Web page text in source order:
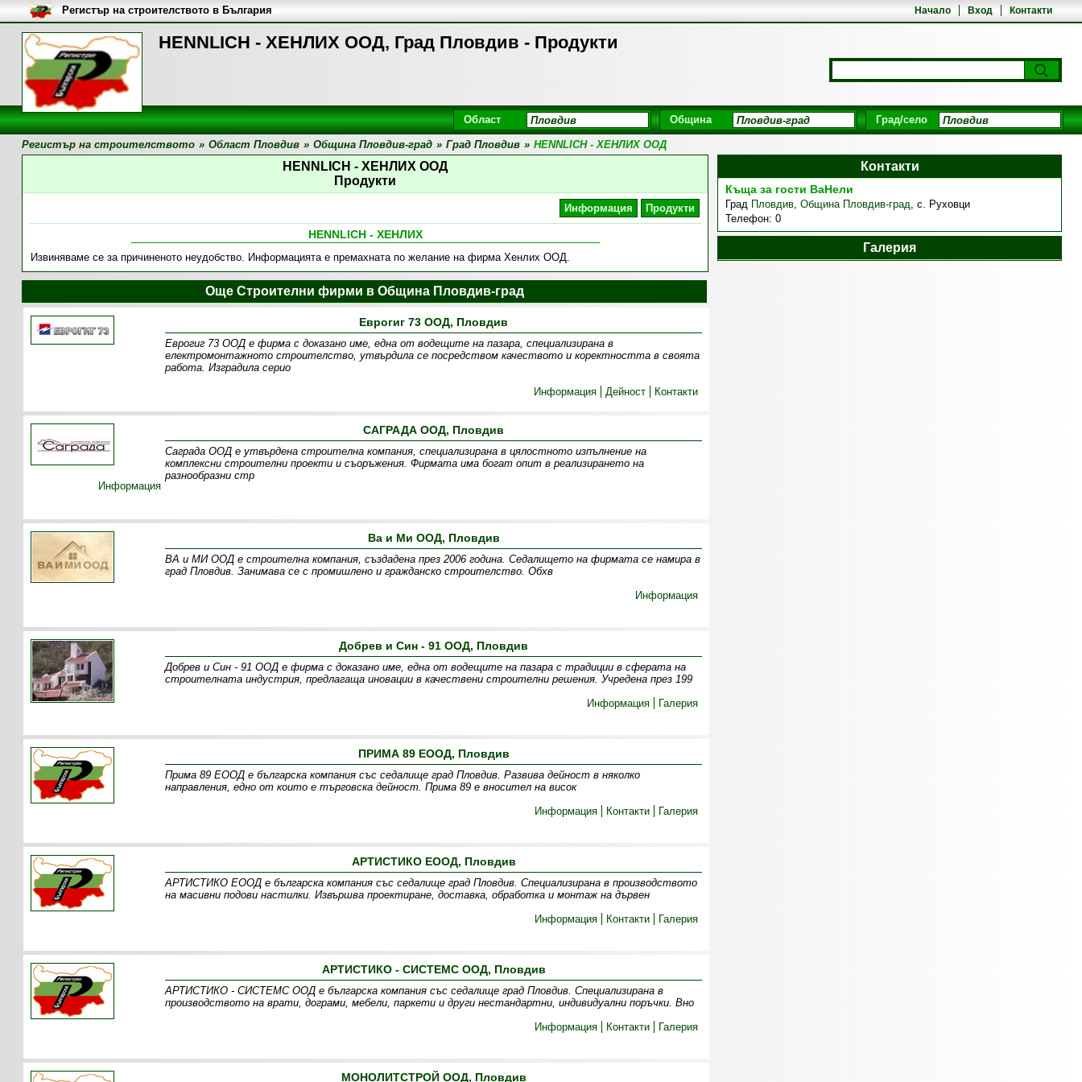
HENNLICH - ХЕНЛИХ ООД, Град Пловдив - Продукти
Начало Вход Контакти
Регистър на строителството в България
Област Община Град/село
Регистър на строителството » Област Пловдив » Община Пловдив-град » Град Пловдив » HENNLICH - ХЕНЛИХ ООД
HENNLICH - ХЕНЛИХ ООД
Продукти
Информация Продукти
HENNLICH - ХЕНЛИХ
Извиняваме се за причиненото неудобство. Информацията е премахната по желание на фирма Хенлих ООД.
Контакти
Къща за гости ВаНели
Град Пловдив, Община Пловдив-град, с. Руховци
Телефон: 0
Галерия
Още Строителни фирми в Община Пловдив-град
Еврогиг 73 ООД, Пловдив
Еврогиг 73 ООД е фирма с доказано име, една от водещите на пазара, специализирана в
електромонтажното строителство, утвърдила се посредством качеството и коректността в своята
работа. Изградила серио
Информация
Дейност Контакти
САГРАДА ООД, Пловдив
Саграда ООД е утвърдена строителна компания, специализирана в цялостното изпълнение на
комплексни строителни проекти и съоръжения. Фирмата има богат опит в реализирането на
разнообразни стр
Информация
Ва и Ми ООД, Пловдив
ВА и МИ ООД е строителна компания, създадена през 2006 година. Седалището на фирмата се намира в
град Пловдив. Занимава се с промишлено и гражданско строителство. Обхв
Информация
Добрев и Син - 91 ООД, Пловдив
Добрев и Син - 91 ООД е фирма с доказано име, една от водещите на пазара с традиции в сферата на
строителната индустрия, предлагаща иновации в качествени строителни решения. Учредена през 199
Информация
Галерия
ПРИМА 89 ЕООД, Пловдив
Прима 89 ЕООД е българска компания със седалище град Пловдив. Развива дейност в няколко
направления, едно от които е търговска дейност. Прима 89 е вносител на висок
Информация
Контакти Галерия
АРТИСТИКО ЕООД, Пловдив
АРТИСТИКО ЕООД е българска компания със седалище град Пловдив. Специализирана в производството
на масивни подови настилки. Извършва проектиране, доставка, обработка и монтаж на дървен
Информация
Контакти Галерия
АРТИСТИКО - СИСТЕМС ООД, Пловдив
АРТИСТИКО - СИСТЕМС ООД е българска компания със седалище град Пловдив. Специализирана в
производството на врати, дограми, мебели, паркети и други нестандартни, индивидуални поръчки. Вно
Информация
Контакти Галерия
МОНОЛИТСТРОЙ ООД, Пловдив